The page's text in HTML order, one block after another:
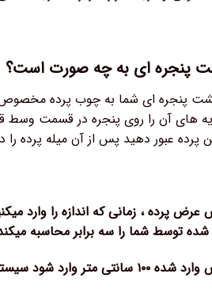
پنجره ای به چه صورت است؟
پنجره ای شما به چوب پرده مخصوص
های آن را روی پنجره در قسمت وسط
پرده عبور دهید پس از آن میله پرده را
پرده ، زمانی که اندازه را وارد
شده توسط شما را سه برابر محاسبه